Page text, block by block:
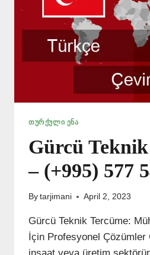
ᲗᲣᲠᲥᲣᲚᲘ ᲔᲜᲐ
Gürcü
– (+995) 577
By tarjimani April 2, 2023
Gürcü Teknik Tercüme:
İçin Profesyonel Çözümler